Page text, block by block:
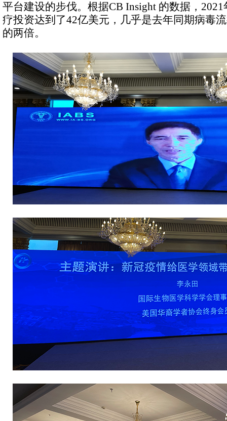
平台建设的步伐。根据CB Insight 的数据，
疗投资达到了42亿美元，几乎是去年同期病毒
的两倍。